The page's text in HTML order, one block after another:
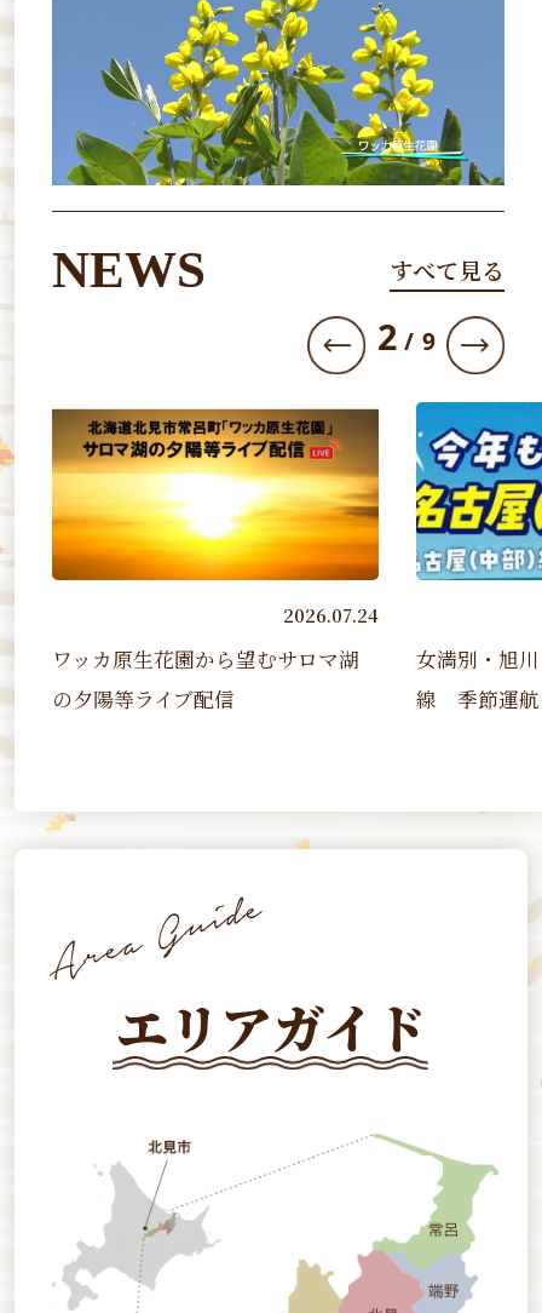
NEWS すべて見る
花園から望むサロマ湖
イブ配信
女満別・旭川－名古屋（中
線 季節運航（2026 7/
3 / 9
エリアガイド